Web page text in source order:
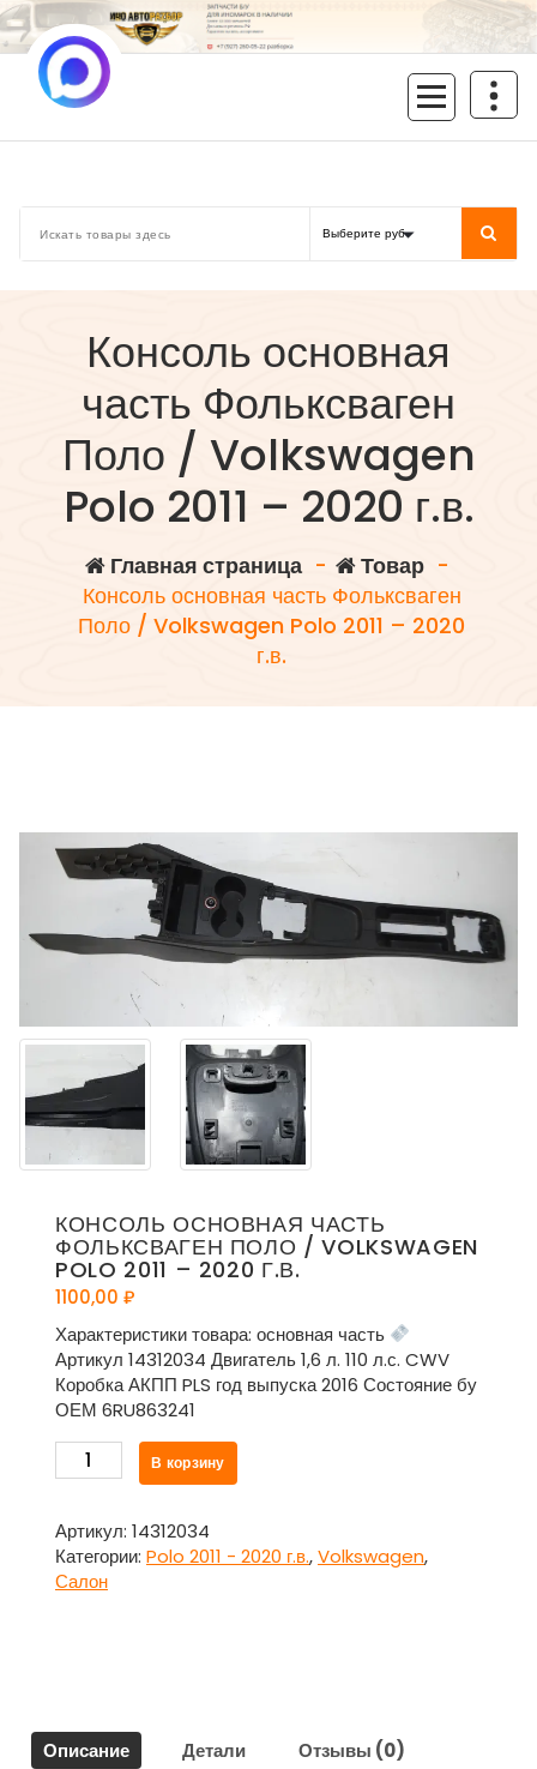
Перейти
к
содержимому
Консоль основная
часть Фольксваген
Поло / Volkswagen
Polo 2011 – 2020 г.в.
Главная страница- Товар-
Консоль основная часть Фольксваген
Поло / Volkswagen Polo 2011 – 2020
г.в.
КОНСОЛЬ ОСНОВНАЯ ЧАСТЬ
ФОЛЬКСВАГЕН ПОЛО / VOLKSWAGEN
POLO 2011 – 2020 Г.В.
1100,00 ₽
Характеристики товара: основная часть
Артикул 14312034 Двигатель 1,6 л. 110 л.с. CWV
Коробка АКПП PLS год выпуска 2016 Состояние бу
ОЕМ 6RU863241
Количество
товара
основная
часть
Фольксваген
–
2020
В корзину
Артикул: 14312034
Категории: Polo 2011 - 2020 г.в.,Volkswagen,
Салон
Описание Детали Отзывы (0)